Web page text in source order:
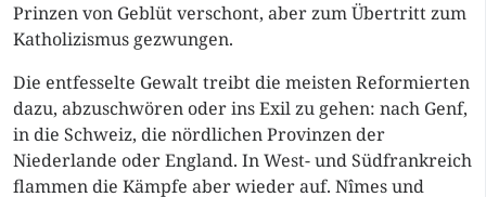
Prinzen von Geblüt verschont, aber zum Übertritt zum
Katholizismus gezwungen.
Die entfesselte Gewalt treibt die meisten Reformierten
dazu, abzuschwören oder ins Exil zu gehen: nach Genf,
in die Schweiz, die nördlichen Provinzen der
Niederlande oder England. In West- und Südfrankreich
flammen die Kämpfe aber wieder auf. Nîmes und